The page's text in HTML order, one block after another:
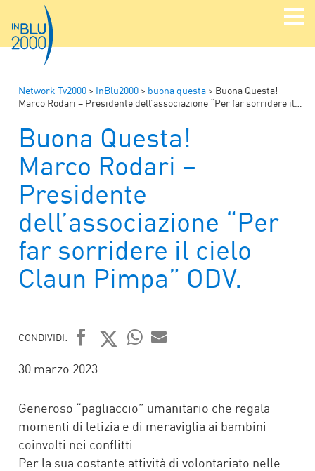
Network Tv2000 > InBlu2000 > buona questa > Buona Questa!
Marco Rodari – Presidente dell’associazione “Per far sorridere il cielo Claun Pimpa” ODV.
Buona Questa!
Marco Rodari –
Presidente
dell’associazione “Per
far sorridere il cielo
Claun Pimpa” ODV.
CONDIVIDI:
FACEBOOK
TWITTER
30 marzo 2023
Generoso “pagliaccio” umanitario che regala
momenti di letizia e di meraviglia ai bambini
coinvolti nei conflitti
Per la sua costante attività di volontariato nelle